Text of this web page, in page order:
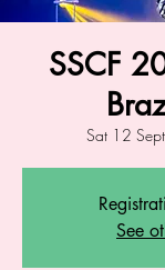
SSCF
Sat 12 Sept
See